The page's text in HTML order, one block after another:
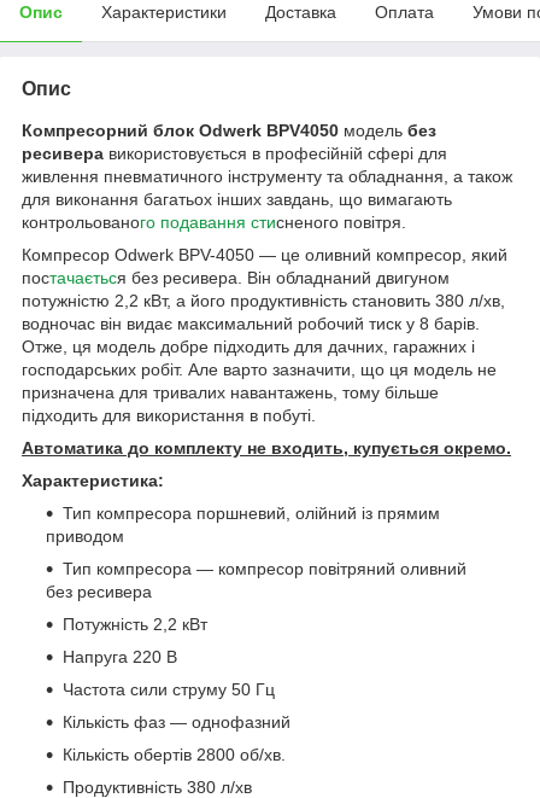
Опис Характеристики Доставка Оплата Умови
Опис
Компресорний блок Odwerk BPV4050 модель без
ресивера використовується в професійній сфері для
живлення пневматичного інструменту та обладнання, а також
для виконання багатьох інших завдань, що вимагають
контрольованого подавання стисненого повітря.
Компресор Odwerk BPV-4050 — це оливний компресор, який
постачається без ресивера. Він обладнаний двигуном
потужністю 2,2 кВт, а його продуктивність становить 380 л/хв,
водночас він видає максимальний робочий тиск у 8 барів.
Отже, ця модель добре підходить для дачних, гаражних і
господарських робіт. Але варто зазначити, що ця модель не
призначена для тривалих навантажень, тому більше
підходить для використання в побуті.
Автоматика до комплекту не входить, купується окремо.
Характеристика:
Тип компресора поршневий, олійний із прямим
приводом
Тип компресора — компресор повітряний оливний
без ресивера
Потужність 2,2 кВт
Напруга 220 В
Частота сили струму 50 Гц
Кількість фаз — однофазний
Кількість обертів 2800 об/хв.
Продуктивність 380 л/хв